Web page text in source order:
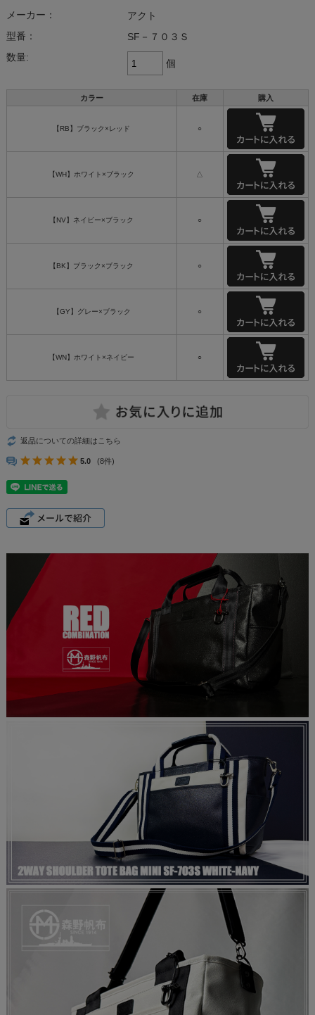
メーカー：
アクト
型番：
SF－７０３Ｓ
数量:
個
カラー 在庫 購入
【RB】ブラック×レッド ○
【WH】ホワイト×ブラック △
【NV】ネイビー×ブラック ○
【BK】ブラック×ブラック ○
【GY】グレー×ブラック ○
【WN】ホワイト×ネイビー ○
返品についての詳細はこちら
5.0 (8件)